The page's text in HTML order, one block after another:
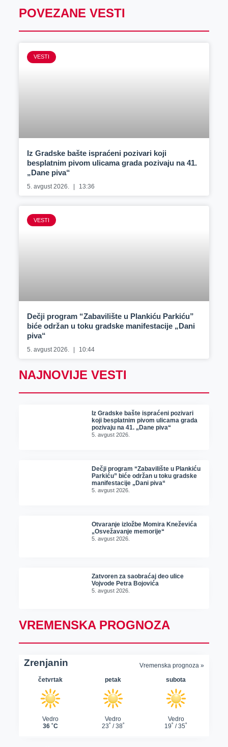
POVEZANE VESTI
VESTI
Iz Gradske bašte ispraćeni pozivari koji
besplatnim pivom ulicama grada pozivaju na 41.
„Dane piva“
5. avgust 2026. 13:36
VESTI
Dečji program “Zabavilište u Plankiću Parkiću”
biće održan u toku gradske manifestacije „Dani
piva“
5. avgust 2026. 10:44
NAJNOVIJE VESTI
Iz Gradske bašte ispraćeni pozivari
koji besplatnim pivom ulicama grada
pozivaju na 41. „Dane piva“
5. avgust 2026.
Dečji program “Zabavilište u Plankiću
Parkiću” biće održan u toku gradske
manifestacije „Dani piva“
5. avgust 2026.
Otvaranje izložbe Momira Kneževića
„Osvežavanje memorije“
5. avgust 2026.
Zatvoren za saobraćaj deo ulice
Vojvode Petra Bojovića
5. avgust 2026.
VREMENSKA PROGNOZA